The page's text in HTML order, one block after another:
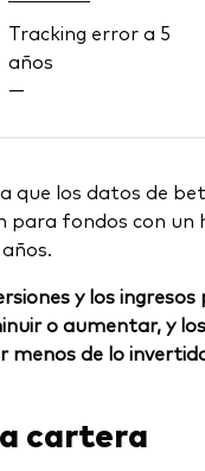
Tracking error a 5
años
—
que los datos de
para fondos con un
y los
o aumentar, y
menos de lo
cartera